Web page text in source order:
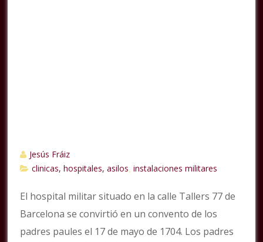
Jesús Fráiz
clinicas, hospitales, asilos
,instalaciones militares
El hospital militar situado en la calle Tallers 77 de
Barcelona se convirtió en un convento de los
padres paules el 17 de mayo de 1704. Los padres